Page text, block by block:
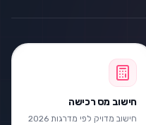
חישוב מס רכישה
חישוב מדויק לפי מדרגות 2026